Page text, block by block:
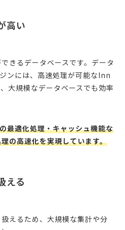
高い
きるデータベースです。データ
ンには、高速処理が可能なInn
大規模なデータベースでも効率
最適化処理・キャッシュ機能な
の高速化を実現しています。
える
えるため、大規模な集計や分